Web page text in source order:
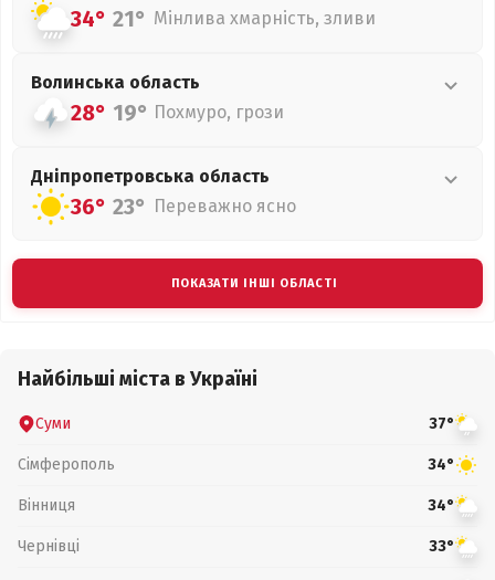
34° 21° Мінлива хмарність, зливи
Волинська область
28° 19° Похмуро, грози
Дніпропетровська область
36° 23° Переважно ясно
ПОКАЗАТИ ІНШІ ОБЛАСТІ
Найбільші міста в Україні
Суми 37°
Сімферополь 34°
Вінниця 34°
Чернівці 33°